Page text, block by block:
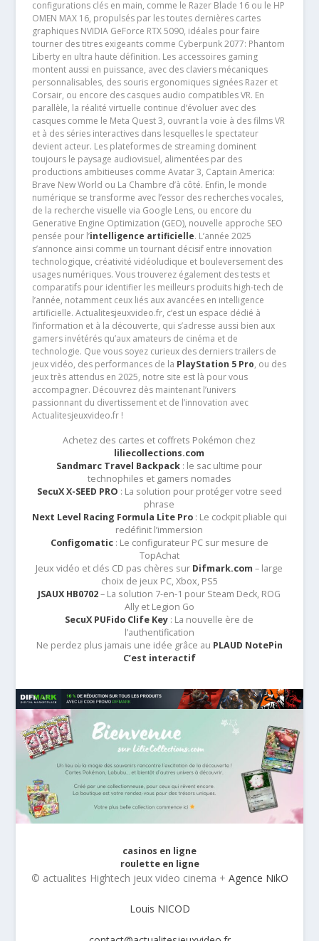
configurations clés en main, comme le Razer Blade 16 ou le HP
OMEN MAX 16, propulsés par les toutes dernières cartes
graphiques NVIDIA GeForce RTX 5090, idéales pour faire
tourner des titres exigeants comme Cyberpunk 2077: Phantom
Liberty en ultra haute définition. Les accessoires gaming
montent aussi en puissance, avec des claviers mécaniques
personnalisables, des souris ergonomiques signées Razer et
Corsair, ou encore des casques audio compatibles VR. En
parallèle, la réalité virtuelle continue d’évoluer avec des
casques comme le Meta Quest 3, ouvrant la voie à des films VR
et à des séries interactives dans lesquelles le spectateur
devient acteur. Les plateformes de streaming dominent
toujours le paysage audiovisuel, alimentées par des
productions ambitieuses comme Avatar 3, Captain America:
Brave New World ou La Chambre d’à côté. Enfin, le monde
numérique se transforme avec l’essor des recherches vocales,
de la recherche visuelle via Google Lens, ou encore du
Generative Engine Optimization (GEO), nouvelle approche SEO
pensée pour l’intelligence artificielle. L’année 2025
s’annonce ainsi comme un tournant décisif entre innovation
technologique, créativité vidéoludique et bouleversement des
usages numériques. Vous trouverez également des tests et
comparatifs pour identifier les meilleurs produits high-tech de
l’année, notamment ceux liés aux avancées en intelligence
artificielle. Actualitesjeuxvideo.fr, c’est un espace dédié à
l’information et à la découverte, qui s’adresse aussi bien aux
gamers invétérés qu’aux amateurs de cinéma et de
technologie. Que vous soyez curieux des derniers trailers de
jeux vidéo, des performances de la PlayStation 5 Pro, ou des
jeux très attendus en 2025, notre site est là pour vous
accompagner. Découvrez dès maintenant l’univers
passionnant du divertissement et de l’innovation avec
Actualitesjeuxvideo.fr !
Achetez des cartes et coffrets Pokémon chez
liliecollections.com
Sandmarc Travel Backpack : le sac ultime pour
technophiles et gamers nomades
SecuX X-SEED PRO : La solution pour protéger votre seed
phrase
Next Level Racing Formula Lite Pro: Le cockpit pliable qui
redéfinit l’immersion
Configomatic: Le configurateur PC sur mesure de
TopAchat
Jeux vidéo et clés CD pas chères sur Difmark.com – large
choix de jeux PC, Xbox, PS5
JSAUX HB0702– La solution 7-en-1 pour Steam Deck, ROG
Ally et Legion Go
SecuX PUFido Clife Key : La nouvelle ère de
l’authentification
Ne perdez plus jamais une idée grâce au PLAUD NotePin
C’est interactif
casinos en ligne
roulette en ligne
© actualites Hightech jeux video cinema + Agence NikO
Louis NICOD